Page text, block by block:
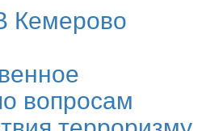
Кемерово
вопросам